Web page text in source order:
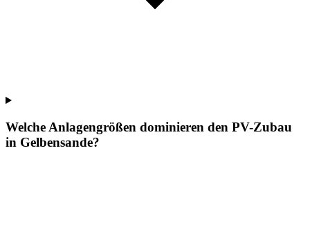
Welche Anlagengrößen dominieren den PV-Zubau
in Gelbensande?